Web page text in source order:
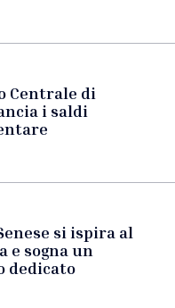
Centrale di
i saldi
si ispira al
e sogna un
dedicato